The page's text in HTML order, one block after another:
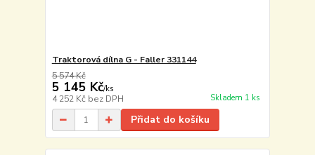
Traktorová dílna G - Faller 331144
5 574 Kč
5 145 Kč/ks
4 252 Kč bez DPH Skladem 1 ks
Přidat do košíku